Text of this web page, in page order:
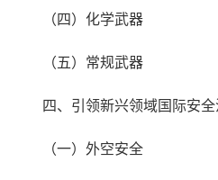
（四）化学武器
（五）常规武器
四、引领新兴领域国际安
（一）外空安全